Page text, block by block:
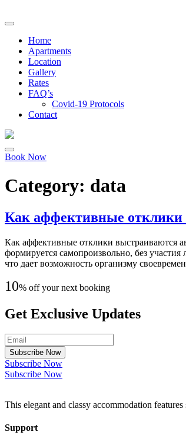
Home
Apartments
Location
Gallery
Rates
FAQ’s
Covid-19 Protocols
Contact
Book Now
Category: data
Как аффективные отклики
Как аффективные отклики выстраиваются
формируется самопроизвольно, без
что дает возможность организму
10% off your next booking
Get Exclusive Updates
Subscribe Now
Subscribe Now
Subscribe Now
This elegant and classy accommodation
Support